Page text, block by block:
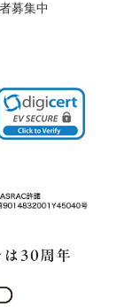
募集中